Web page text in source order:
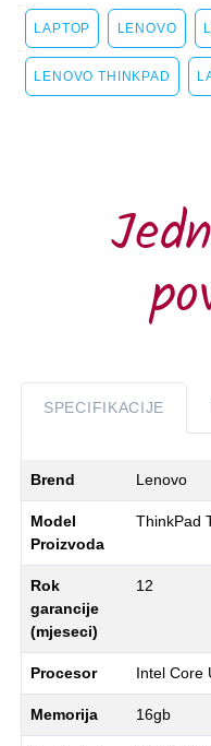
LAPTOP LENOVO
LENOVO THINKPAD
SPECIFIKACIJE
Brend Lenovo
Model
Proizvoda
ThinkPad
Rok
garancije
(mjeseci)
12
Procesor Intel Core
Memorija 16gb